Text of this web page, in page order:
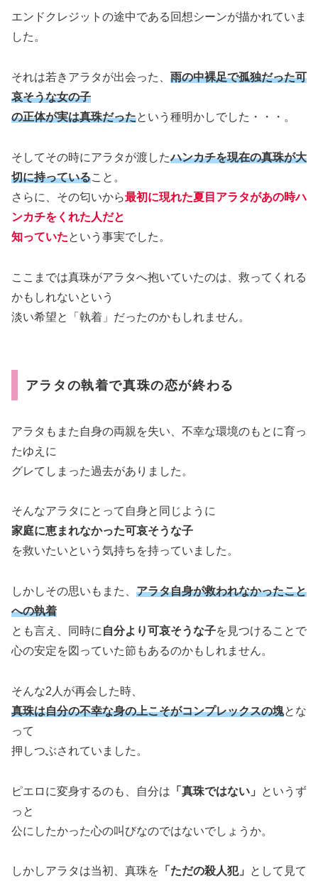
エンドクレジットの途中である回想シーンが描かれていま
した。
それは若きアラタが出会った、 雨の中裸足で孤独だった可
哀そうな女の子
の正体が実は真珠だったという種明かしでした・・・。
そしてその時にアラタが渡したハンカチを現在の真珠が大
切に持っていること。
さらに、その匂いから最初に現れた夏目アラタがあの時ハ
ンカチをくれた人だと
知っていたという事実でした。
ここまでは真珠がアラタへ抱いていたのは、救ってくれる
かもしれないという
淡い希望と「執着」だったのかもしれません。
アラタの執着で真珠の恋が終わる
アラタもまた自身の両親を失い、不幸な環境のもとに育っ
たゆえに
グレてしまった過去がありました。
そんなアラタにとって自身と同じように
家庭に恵まれなかった可哀そうな子
を救いたいという気持ちを持っていました。
しかしその思いもまた、 アラタ自身が救われなかったこと
への執着
とも言え、同時に 自分より可哀そうな子を見つけることで
心の安定を図っていた節もあるのかもしれません。
そんな2人が再会した時、
真珠は自分の不幸な身の上こそがコンプレックスの塊とな
って
押しつぶされていました。
ピエロに変身するのも、自分は 「真珠ではない」
というず
っと
公にしたかった心の叫びなのではないでしょうか。
しかしアラタは当初、真珠を 「ただの殺人犯」 として見て